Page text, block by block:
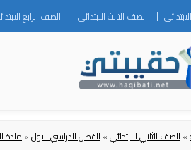
الصف الثالث الابتدائي الصف الرابع
»الصف الثاني الابتدائي»الفصل الدراسي الاول»مادة